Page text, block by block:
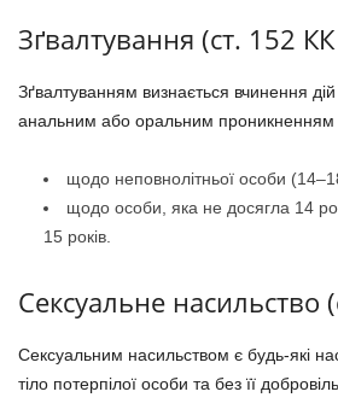
Зґвалтування (ст. 152
Зґвалтуванням визнається вчинення дій
анальним або оральним проникненням у
щодо неповнолітньої особи
щодо особи, яка не досягла 14
15 років.
Сексуальне насильство
Сексуальним насильством є будь-які
тіло потерпілої особи та без її